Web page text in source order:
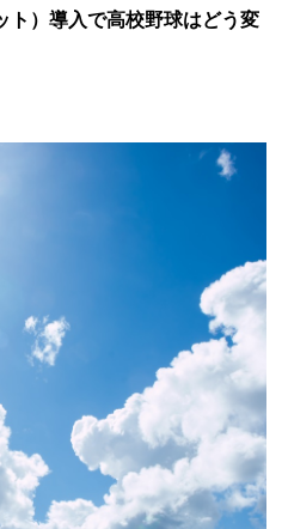
ト）導入で高校野球はどう変